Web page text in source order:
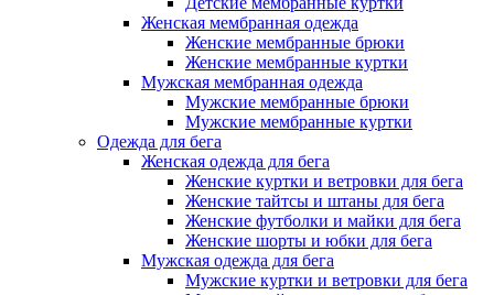
Женская мембранная одежда
Женские мембранные брюки
Женские мембранные куртки
Мужская мембранная одежда
Мужские мембранные брюки
Мужские мембранные куртки
Одежда для бега
Женская одежда для бега
Женские куртки и ветровки для бега
Женские тайтсы и штаны для бега
Женские футболки и майки для бега
Женские шорты и юбки для бега
Мужская одежда для бега
Мужские куртки и ветровки для бега